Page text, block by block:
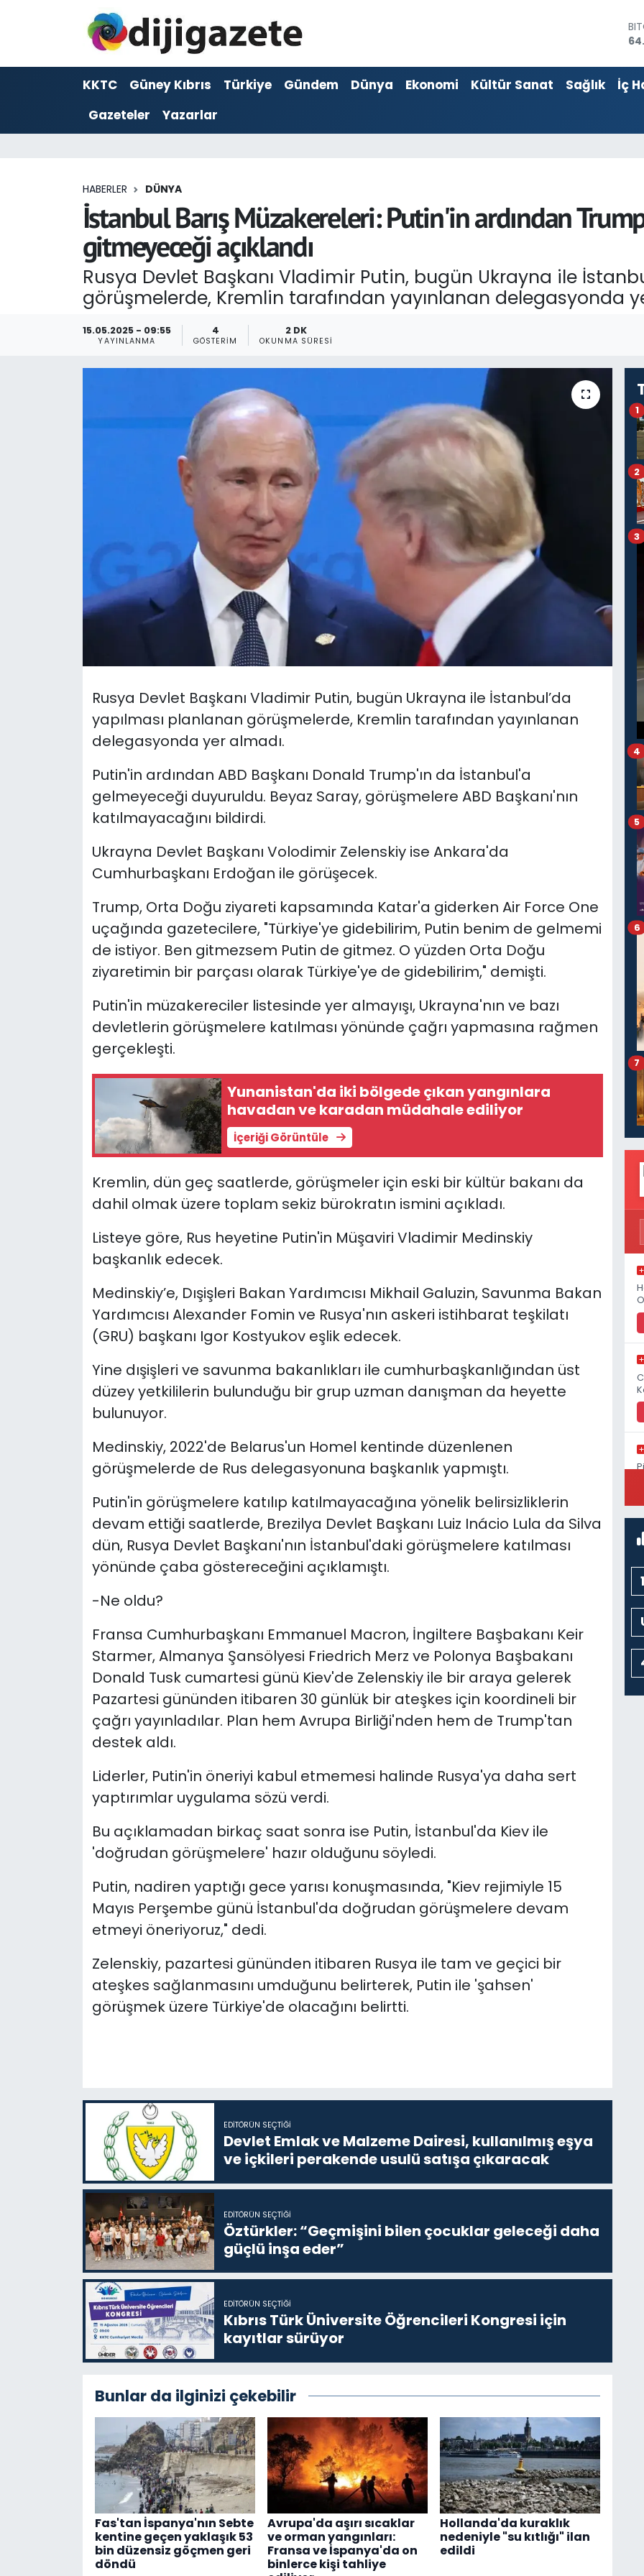
KKTC Güney Kıbrıs Türkiye Gündem Dünya Ekonomi Kültür Sanat Sağlık
İç
Gazeteler
Yazarlar
HABERLER DÜNYA
İstanbul Barış Müzakereleri: Putin'in ardından
gitmeyeceği açıklandı
Rusya Devlet Başkanı Vladimir Putin, bugün Ukrayna ile
görüşmelerde, Kremlin tarafından yayınlanan delegasyonda
15.05.2025 - 09:55
YAYINLANMA
4
GÖSTERIM
2 DK
OKUNMA SÜRESI
Rusya Devlet Başkanı Vladimir Putin, bugün Ukrayna ile İstanbul’da
yapılması planlanan görüşmelerde, Kremlin tarafından yayınlanan
delegasyonda yer almadı.
Putin'in ardından ABD Başkanı Donald Trump'ın da İstanbul'a
gelmeyeceği duyuruldu. Beyaz Saray, görüşmelere ABD Başkanı'nın
katılmayacağını bildirdi.
Ukrayna Devlet Başkanı Volodimir Zelenskiy ise Ankara'da
Cumhurbaşkanı Erdoğan ile görüşecek.
Trump, Orta Doğu ziyareti kapsamında Katar'a giderken Air Force One
uçağında gazetecilere, "Türkiye'ye gidebilirim, Putin benim de gelmemi
de istiyor. Ben gitmezsem Putin de gitmez. O yüzden Orta Doğu
ziyaretimin bir parçası olarak Türkiye'ye de gidebilirim," demişti.
Putin'in müzakereciler listesinde yer almayışı, Ukrayna'nın ve bazı
devletlerin görüşmelere katılması yönünde çağrı yapmasına rağmen
gerçekleşti.
Yunanistan'da iki bölgede çıkan yangınlara
havadan ve karadan müdahale ediliyor
İçeriği Görüntüle
Kremlin, dün geç saatlerde, görüşmeler için eski bir kültür bakanı da
dahil olmak üzere toplam sekiz bürokratın ismini açıkladı.
Listeye göre, Rus heyetine Putin'in Müşaviri Vladimir Medinskiy
başkanlık edecek.
Medinskiy’e, Dışişleri Bakan Yardımcısı Mikhail Galuzin, Savunma Bakan
Yardımcısı Alexander Fomin ve Rusya'nın askeri istihbarat teşkilatı
(GRU) başkanı Igor Kostyukov eşlik edecek.
Yine dışişleri ve savunma bakanlıkları ile cumhurbaşkanlığından üst
düzey yetkililerin bulunduğu bir grup uzman danışman da heyette
bulunuyor.
Medinskiy, 2022'de Belarus'un Homel kentinde düzenlenen
görüşmelerde de Rus delegasyonuna başkanlık yapmıştı.
Putin'in görüşmelere katılıp katılmayacağına yönelik belirsizliklerin
devam ettiği saatlerde, Brezilya Devlet Başkanı Luiz Inácio Lula da Silva
dün, Rusya Devlet Başkanı'nın İstanbul'daki görüşmelere katılması
yönünde çaba göstereceğini açıklamıştı.
-Ne oldu?
Fransa Cumhurbaşkanı Emmanuel Macron, İngiltere Başbakanı Keir
Starmer, Almanya Şansölyesi Friedrich Merz ve Polonya Başbakanı
Donald Tusk cumartesi günü Kiev'de Zelenskiy ile bir araya gelerek
Pazartesi gününden itibaren 30 günlük bir ateşkes için koordineli bir
çağrı yayınladılar. Plan hem Avrupa Birliği'nden hem de Trump'tan
destek aldı.
Liderler, Putin'in öneriyi kabul etmemesi halinde Rusya'ya daha sert
yaptırımlar uygulama sözü verdi.
Bu açıklamadan birkaç saat sonra ise Putin, İstanbul'da Kiev ile
'doğrudan görüşmelere' hazır olduğunu söyledi.
Putin, nadiren yaptığı gece yarısı konuşmasında, "Kiev rejimiyle 15
Mayıs Perşembe günü İstanbul'da doğrudan görüşmelere devam
etmeyi öneriyoruz," dedi.
Zelenskiy, pazartesi gününden itibaren Rusya ile tam ve geçici bir
ateşkes sağlanmasını umduğunu belirterek, Putin ile 'şahsen'
görüşmek üzere Türkiye'de olacağını belirtti.
EDITÖRÜN SEÇTIĞI
Devlet Emlak ve Malzeme Dairesi, kullanılmış eşya
ve içkileri perakende usulü satışa çıkaracak
EDITÖRÜN SEÇTIĞI
Öztürkler: “Geçmişini bilen çocuklar geleceği daha
güçlü inşa eder”
EDITÖRÜN SEÇTIĞI
Kıbrıs Türk Üniversite Öğrencileri Kongresi için
kayıtlar sürüyor
Bunlar da ilginizi çekebilir
Fas'tan İspanya'nın Sebte
kentine geçen yaklaşık 53
bin düzensiz göçmen geri
döndü
Avrupa'da aşırı sıcaklar
ve orman yangınları:
Fransa ve İspanya'da on
binlerce kişi tahliye
Hollanda'da kuraklık
nedeniyle "su kıtlığı" ilan
edildi
1
2
3
4
5
6
7
ADVERTORIAL
Dijigazete
Ekonomi
Foto Galeri
Güncel
KKTC YEREL SEÇİM 2018
Nöbetçi Eczaneler
Otomobil Dünyası
Teknoloji
Video Galeri
Yazarlar
Hava Durumu
Trafik Durumu
Son Dakika Haberleri
Haber Arşivi